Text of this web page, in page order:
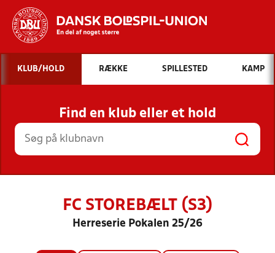
Hvad vil du søge efter?
INDHOLD OG NYHEDER
STILLINGER, RESULTATER, KLUBBER OG
HOLD
KLUB/HOLD RÆKKE SPILLESTED KAMP
Find en klub eller et hold
FC STOREBÆLT (S3)
Herreserie Pokalen 25/26